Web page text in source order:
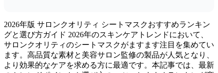
2026年版 サロンクオリティ シートマスクおすすめランキン
グと選び方ガイド 2026年のスキンケアトレンドにおいて、
サロンクオリティのシートマスクがますます注目を集めてい
ます。高品質な素材と美容サロン監修の製品が人気となり、
より効果的なケアを求める方に最適です。本記事では、最新